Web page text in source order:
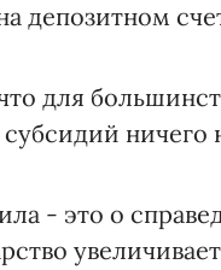
депозитном
для
ничего
- это о